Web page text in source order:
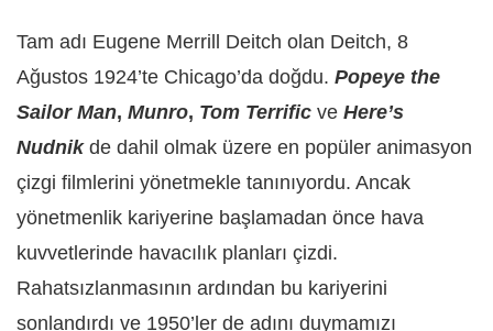
Tam adı Eugene Merrill Deitch olan Deitch, 8
Ağustos 1924’te Chicago’da doğdu. Popeye the
Sailor Man, Munro, Tom Terrific ve Here’s
Nudnik de dahil olmak üzere en popüler animasyon
çizgi filmlerini yönetmekle tanınıyordu. Ancak
yönetmenlik kariyerine başlamadan önce hava
kuvvetlerinde havacılık planları çizdi.
Rahatsızlanmasının ardından bu kariyerini
sonlandırdı ve 1950’ler de adını duymamızı